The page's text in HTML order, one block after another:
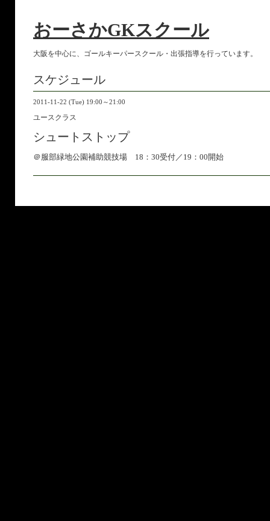
おーさかGKスクール
大阪を中心に、ゴールキーパースクール・出張指導を行っています。
スケジュール
2011-11-22 (Tue) 19:00～21:00
ユースクラス
シュートストップ
＠服部緑地公園補助競技場 18：30受付／19：00開始